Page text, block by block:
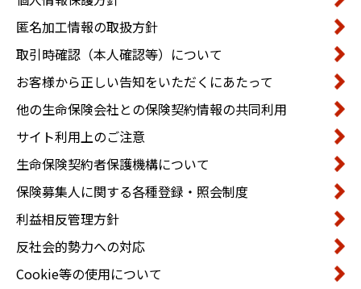
匿名加工情報の取扱方針
取引時確認（本人確認等）について
お客様から正しい告知をいただくにあたって
他の生命保険会社との保険契約情報の共同利用
サイト利用上のご注意
生命保険契約者保護機構について
保険募集人に関する各種登録・照会制度
利益相反管理方針
反社会的勢力への対応
Cookie等の使用について